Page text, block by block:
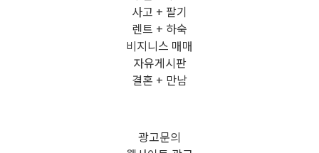
사고 + 팔기
렌트 + 하숙
비지니스 매매
자유게시판
결혼 + 만남
광고문의